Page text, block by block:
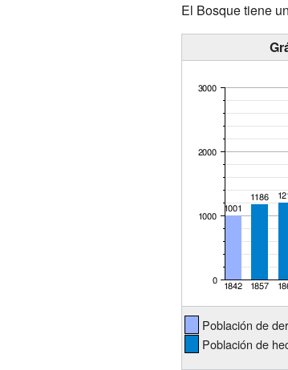
El Bosque tiene
Población de
Población de